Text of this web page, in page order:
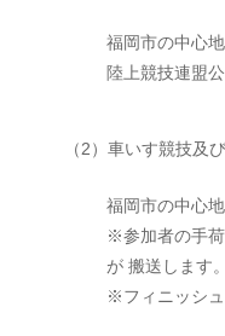
福岡市の中心
陸上競技連盟
（2）車いす競技及
福岡市の中心
※参加者の手
が 搬送します
※フィニッシ